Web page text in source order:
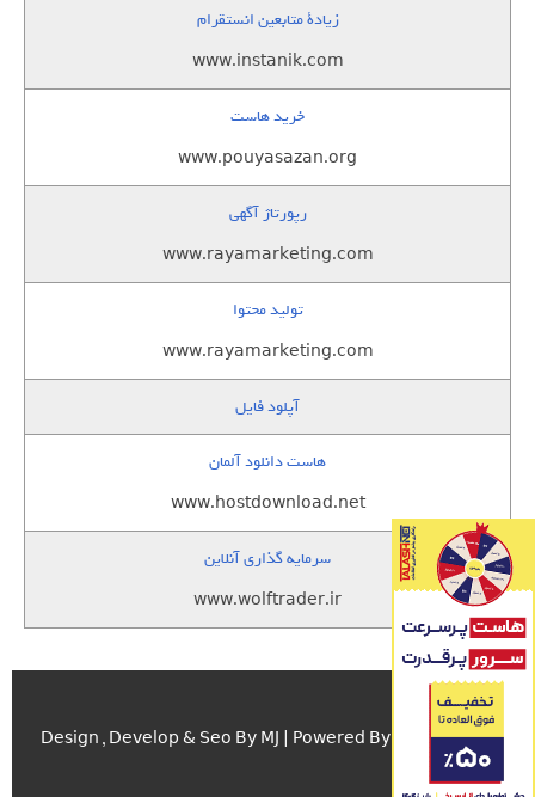
زيادة متابعين انستقرام
www.instanik.com
خرید هاست
www.pouyasazan.org
رپورتاژ آگهی
www.rayamarketing.com
تولید محتوا
www.rayamarketing.com
آپلود فایل
هاست دانلود آلمان
www.hostdownload.net
سرمایه گذاری آنلاین
www.wolftrader.ir
Design , Develop & Seo By MJ | Powered By اسکریپت.com